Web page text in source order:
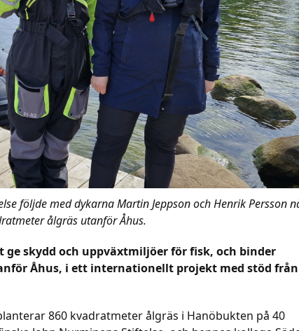
följde med dykarna Martin Jeppson och Henrik Persson
ålgräs utanför Åhus.
skydd och uppväxtmiljöer för fisk, och binder
Åhus, i ett internationellt projekt med stöd från
860 kvadratmeter ålgräs i Hanöbukten på 40